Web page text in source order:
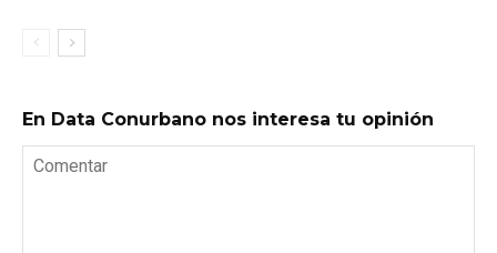
En Data Conurbano nos interesa tu opinión